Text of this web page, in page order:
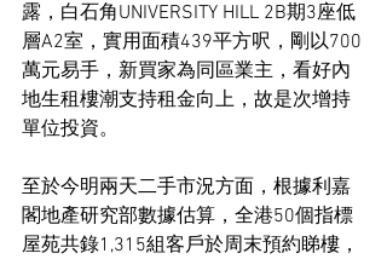
露，白石角UNIVERSITY HILL 2B期3座低
層A2室，實用面積439平方呎，剛以700
萬元易手，新買家為同區業主，看好內
地生租樓潮支持租金向上，故是次增持
單位投資。
至於今明兩天二手市況方面，根據利嘉
閣地產研究部數據估算，全港50個指標
屋苑共錄1,315組客戶於周末預約睇樓，